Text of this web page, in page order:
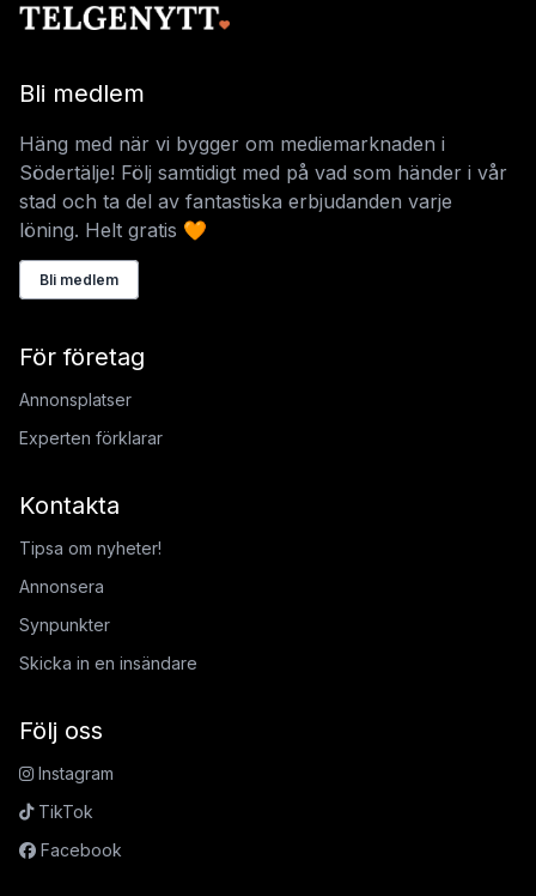
Bli medlem
Häng med när vi bygger om mediemarknaden i
Södertälje! Följ samtidigt med på vad som händer i vår
stad och ta del av fantastiska erbjudanden varje
löning. Helt gratis 🧡
Bli medlem
För företag
Annonsplatser
Experten förklarar
Kontakta
Tipsa om nyheter!
Annonsera
Synpunkter
Skicka in en insändare
Följ oss
Instagram
TikTok
Facebook